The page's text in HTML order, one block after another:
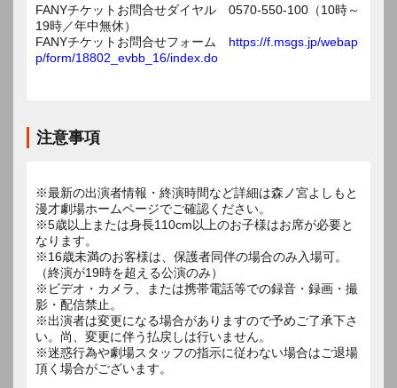
FANYチケットお問合せダイヤル 0570-550-100（10時～
19時／年中無休）
FANYチケットお問合せフォーム https://f.msgs.jp/webap
p/form/18802_evbb_16/index.do
注意事項
※最新の出演者情報・終演時間など詳細は森ノ宮よしもと
漫才劇場ホームページでご確認ください。
※5歳以上または身長110cm以上のお子様はお席が必要と
なります。
※16歳未満のお客様は、保護者同伴の場合のみ入場可。
（終演が19時を超える公演のみ）
※ビデオ・カメラ、または携帯電話等での録音・録画・撮
影・配信禁止。
※出演者は変更になる場合がありますので予めご了承下さ
い。尚、変更に伴う払戻しは行いません。
※迷惑行為や劇場スタッフの指示に従わない場合はご退場
頂く場合がございます。